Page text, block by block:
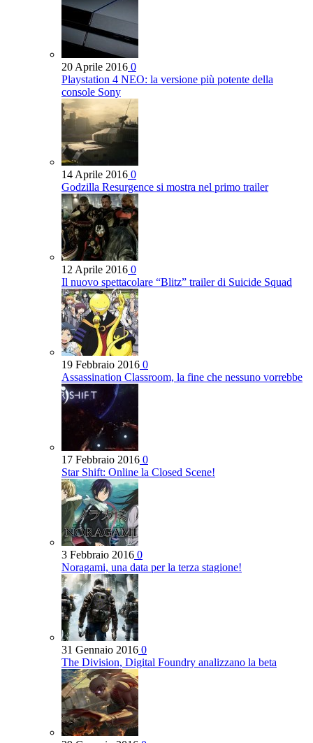
20 Aprile 2016 0
Playstation 4 NEO: la versione più potente della
console Sony
14 Aprile 2016 0
Godzilla Resurgence si mostra nel primo trailer
12 Aprile 2016 0
Il nuovo spettacolare “Blitz” trailer di Suicide Squad
19 Febbraio 2016 0
Assassination Classroom, la fine che nessuno vorrebbe
17 Febbraio 2016 0
Star Shift: Online la Closed Scene!
3 Febbraio 2016 0
Noragami, una data per la terza stagione!
31 Gennaio 2016 0
The Division, Digital Foundry analizzano la beta